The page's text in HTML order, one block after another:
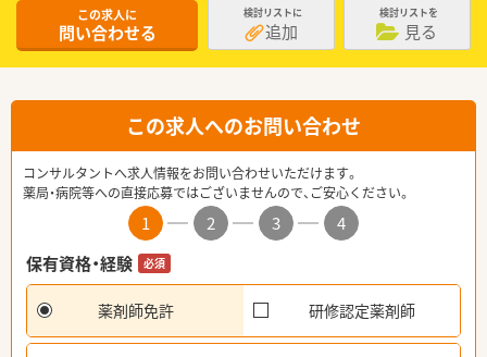
この求人に
問い合わせる
検討リストに
追加
検討リストを
見る
この求人へのお問い合わせ
コンサルタントへ求人情報をお問い合わせいただけます。
薬局・病院等への直接応募ではございませんので、ご安心ください。
1 2 3
4
保有資格・経験
必須
薬剤師免許 研修認定薬剤師